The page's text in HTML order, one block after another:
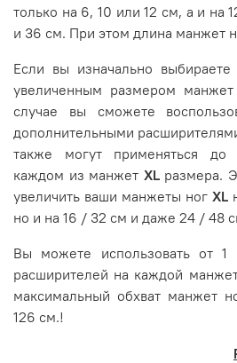
только на 6, 10 или 12 см, а и на
и 36 см. При этом длина манжет
Если вы изначально
увеличенным размером
случае вы сможете
дополнительными
также могут применяться
каждом из манжет XLразмера.
увеличить ваши манжеты ногXL
но и на 16 / 32 см и даже 24 / 48
Вы можете использовать от
расширителей на каждой
максимальный обхват манжет
126 см.!